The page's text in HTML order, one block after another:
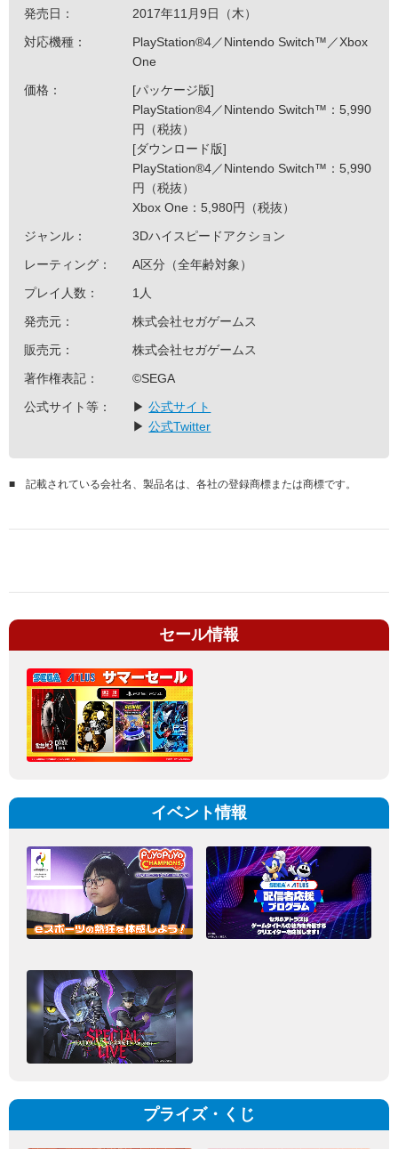
発売日：
2017年11月9日（木）
対応機種：
PlayStation®4／Nintendo Switch™／Xbox
One
価格：
[パッケージ版]
PlayStation®4／Nintendo Switch™：5,990
円（税抜）
[ダウンロード版]
PlayStation®4／Nintendo Switch™：5,990
円（税抜）
Xbox One：5,980円（税抜）
ジャンル：
3Dハイスピードアクション
レーティング：
A区分（全年齢対象）
プレイ人数：
1人
発売元：
株式会社セガゲームス
販売元：
株式会社セガゲームス
著作権表記：
©SEGA
公式サイト等：
▶公式サイト
▶公式Twitter
■ 記載されている会社名、製品名は、各社の登録商標または商標です。
セール情報
イベント情報
プライズ・くじ